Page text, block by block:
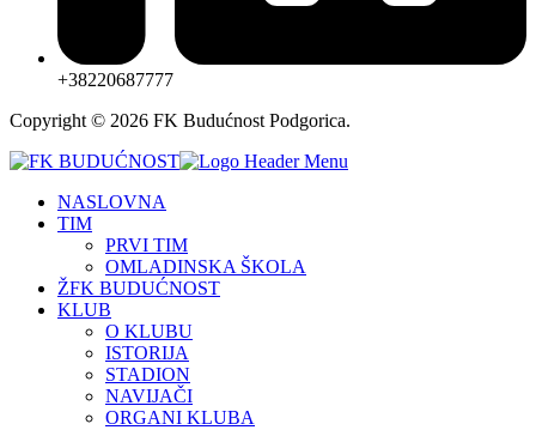
+38220687777
Copyright © 2026 FK Budućnost Podgorica.
NASLOVNA
TIM
PRVI TIM
OMLADINSKA ŠKOLA
ŽFK BUDUĆNOST
KLUB
O KLUBU
ISTORIJA
STADION
NAVIJAČI
ORGANI KLUBA